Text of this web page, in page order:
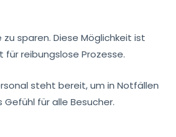
sparen. Diese Möglichkeit ist
reibungslose Prozesse.
steht bereit, um in Notfällen
für alle Besucher.